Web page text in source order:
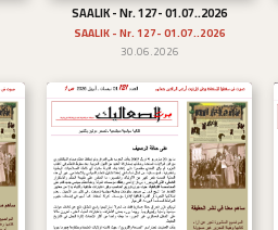
تحميل
SAALIK - Nr. 127- 01.07..2026
SAALIK - Nr. 127- 01.07..2026
30.06.2026